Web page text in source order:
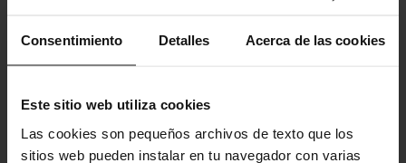
Consentimiento Detalles Acerca de las cookies
Este sitio web utiliza cookies
Las cookies son pequeños archivos de texto que los
sitios web pueden instalar en tu navegador con varias